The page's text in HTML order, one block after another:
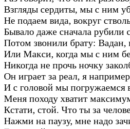
Взгляды сердиты, мы с ним
Не подаем вида, вокруг
Бывало даже сначала рубили
Потом звонили брату: Вадан,
Или Макси, когда мы с ним
Никогда не прочь ночку
Он играет за реал, я
И с головой мы погружаемся
Меня походу хватит
Кстати, стой. Что ты за
Нажми на паузу, мне надо